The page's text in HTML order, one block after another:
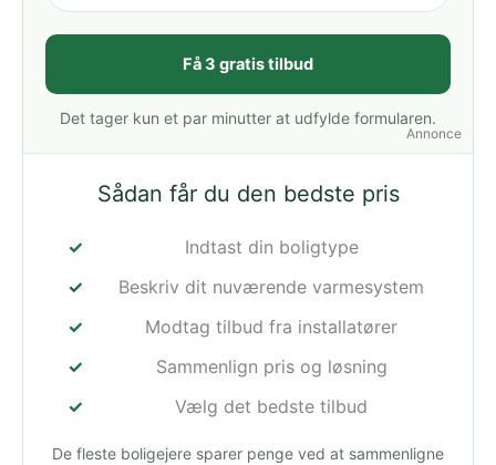
Annonce
Få 3 gratis tilbud
Det tager kun et par minutter at udfylde formularen.
Sådan får du den bedste pris
Indtast din boligtype
Beskriv dit nuværende varmesystem
Modtag tilbud fra installatører
Sammenlign pris og løsning
Vælg det bedste tilbud
De fleste boligejere sparer penge ved at sammenligne